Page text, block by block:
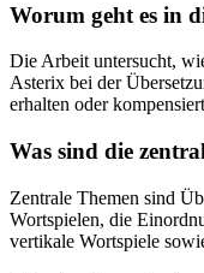
Worum geht es in
Die Arbeit untersucht,
Asterix bei der
erhalten oder
Was sind die
Zentrale Themen sind
Wortspielen, die
vertikale Wortspiele